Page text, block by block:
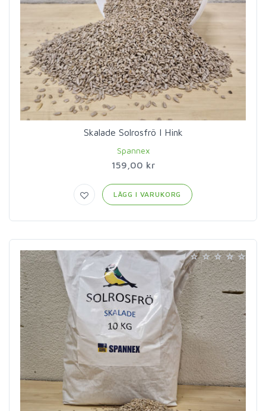
Skalade Solrosfrö I Hink
Spannex
159,00 kr
LÄGG I VARUKORG